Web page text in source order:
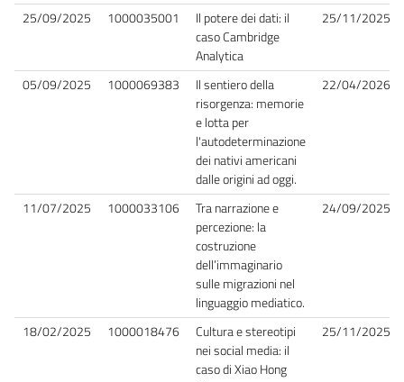
25/09/2025 1000035001
Il potere dei dati: il
caso Cambridge
Analytica
25/11/2025
05/09/2025 1000069383
Il sentiero della
risorgenza: memorie
e lotta per
l'autodeterminazione
dei nativi americani
dalle origini ad oggi.
22/04/2026
11/07/2025 1000033106
Tra narrazione e
percezione: la
costruzione
dell’immaginario
sulle migrazioni nel
linguaggio mediatico.
24/09/2025
18/02/2025 1000018476
Cultura e stereotipi
nei social media: il
caso di Xiao Hong
25/11/2025